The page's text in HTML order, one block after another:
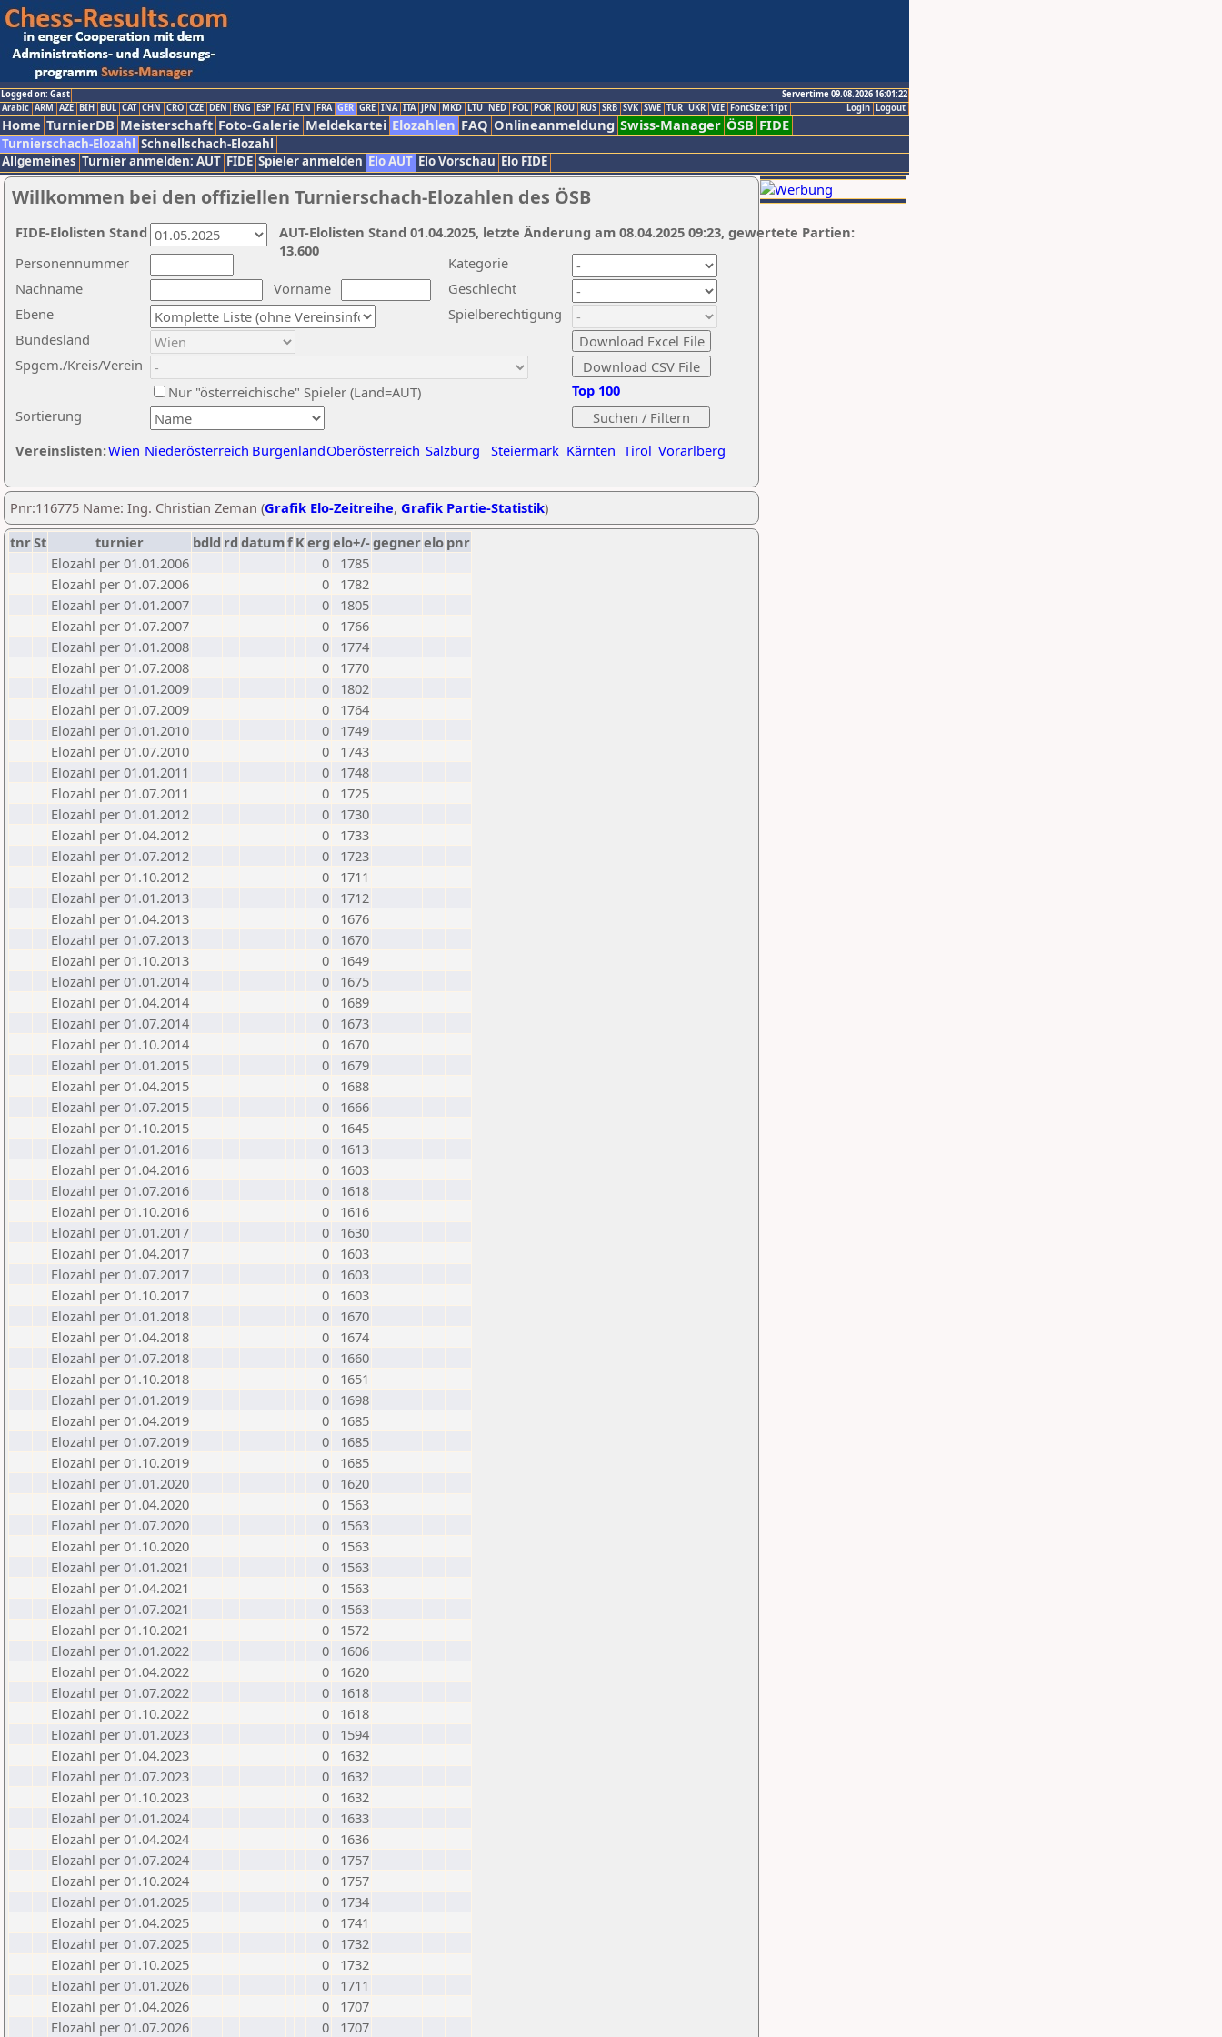
Logged on: Gast
Servertime 09.08.2026 16:01:22
Logout
Login
Arabic ARM AZE BIH BUL CAT CHN CRO CZE DEN ENG ESP FAI FIN FRA GER GRE INA ITA JPN MKD LTU NED POL POR ROU RUS SRB SVK SWE TUR UKR VIE FontSize:11pt
Home TurnierDB Meisterschaft Foto-Galerie Meldekartei Elozahlen FAQ Onlineanmeldung Swiss-Manager ÖSB FIDE
Turnierschach-Elozahl Schnellschach-Elozahl
Allgemeines Turnier anmelden: AUT FIDE Spieler anmelden Elo AUT Elo Vorschau Elo FIDE
Willkommen bei den offiziellen Turnierschach-Elozahlen des ÖSB
Nachname
Vorname
Ebene
Kategorie
Sortierung
Personennummer
Bundesland
Spgem./Kreis/Verein
Geschlecht
Nur "österreichische" Spieler (Land=AUT)
Spielberechtigung
Vereinslisten:Wien Niederösterreich BurgenlandOberösterreich Salzburg Steiermark Kärnten Tirol Vorarlberg
Top 100
AUT-Elolisten Stand 01.04.2025, letzte Änderung am 08.04.2025 09:23, gewertete Partien:
13.600
FIDE-Elolisten Stand
Pnr:116775 Name: Ing. Christian Zeman (Grafik Elo-Zeitreihe, Grafik Partie-Statistik)
tnrSt turnier bdld rd datumf Kerg elo+/-gegnerelo pnr
Elozahl per 01.01.2006
0
1785
Elozahl per 01.07.2006
0
1782
Elozahl per 01.01.2007
0
1805
Elozahl per 01.07.2007
0
1766
Elozahl per 01.01.2008
0
1774
Elozahl per 01.07.2008
0
1770
Elozahl per 01.01.2009
0
1802
Elozahl per 01.07.2009
0
1764
Elozahl per 01.01.2010
0
1749
Elozahl per 01.07.2010
0
1743
Elozahl per 01.01.2011
0
1748
Elozahl per 01.07.2011
0
1725
Elozahl per 01.01.2012
0
1730
Elozahl per 01.04.2012
0
1733
Elozahl per 01.07.2012
0
1723
Elozahl per 01.10.2012
0
1711
Elozahl per 01.01.2013
0
1712
Elozahl per 01.04.2013
0
1676
Elozahl per 01.07.2013
0
1670
Elozahl per 01.10.2013
0
1649
Elozahl per 01.01.2014
0
1675
Elozahl per 01.04.2014
0
1689
Elozahl per 01.07.2014
0
1673
Elozahl per 01.10.2014
0
1670
Elozahl per 01.01.2015
0
1679
Elozahl per 01.04.2015
0
1688
Elozahl per 01.07.2015
0
1666
Elozahl per 01.10.2015
0
1645
Elozahl per 01.01.2016
0
1613
Elozahl per 01.04.2016
0
1603
Elozahl per 01.07.2016
0
1618
Elozahl per 01.10.2016
0
1616
Elozahl per 01.01.2017
0
1630
Elozahl per 01.04.2017
0
1603
Elozahl per 01.07.2017
0
1603
Elozahl per 01.10.2017
0
1603
Elozahl per 01.01.2018
0
1670
Elozahl per 01.04.2018
0
1674
Elozahl per 01.07.2018
0
1660
Elozahl per 01.10.2018
0
1651
Elozahl per 01.01.2019
0
1698
Elozahl per 01.04.2019
0
1685
Elozahl per 01.07.2019
0
1685
Elozahl per 01.10.2019
0
1685
Elozahl per 01.01.2020
0
1620
Elozahl per 01.04.2020
0
1563
Elozahl per 01.07.2020
0
1563
Elozahl per 01.10.2020
0
1563
Elozahl per 01.01.2021
0
1563
Elozahl per 01.04.2021
0
1563
Elozahl per 01.07.2021
0
1563
Elozahl per 01.10.2021
0
1572
Elozahl per 01.01.2022
0
1606
Elozahl per 01.04.2022
0
1620
Elozahl per 01.07.2022
0
1618
Elozahl per 01.10.2022
0
1618
Elozahl per 01.01.2023
0
1594
Elozahl per 01.04.2023
0
1632
Elozahl per 01.07.2023
0
1632
Elozahl per 01.10.2023
0
1632
Elozahl per 01.01.2024
0
1633
Elozahl per 01.04.2024
0
1636
Elozahl per 01.07.2024
0
1757
Elozahl per 01.10.2024
0
1757
Elozahl per 01.01.2025
0
1734
Elozahl per 01.04.2025
0
1741
Elozahl per 01.07.2025
0
1732
Elozahl per 01.10.2025
0
1732
Elozahl per 01.01.2026
0
1711
Elozahl per 01.04.2026
0
1707
Elozahl per 01.07.2026
0 1707